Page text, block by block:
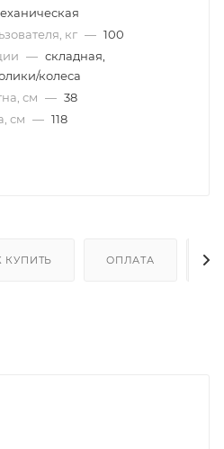
кг — 100
— складная,
колеса
см — 38
см — 118
КУПИТЬ ОПЛАТА